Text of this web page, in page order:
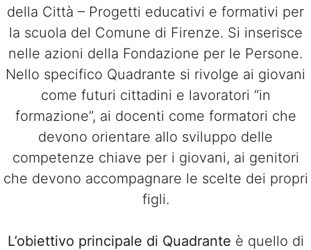
della Città – Progetti educativi e formativi per
la scuola del Comune di Firenze. Si inserisce
nelle azioni della Fondazione per le Persone.
Nello specifico Quadrante si rivolge ai giovani
come futuri cittadini e lavoratori “in
formazione”, ai docenti come formatori che
devono orientare allo sviluppo delle
competenze chiave per i giovani, ai genitori
che devono accompagnare le scelte dei propri
figli.
L’obiettivo principale di Quadrante è quello di